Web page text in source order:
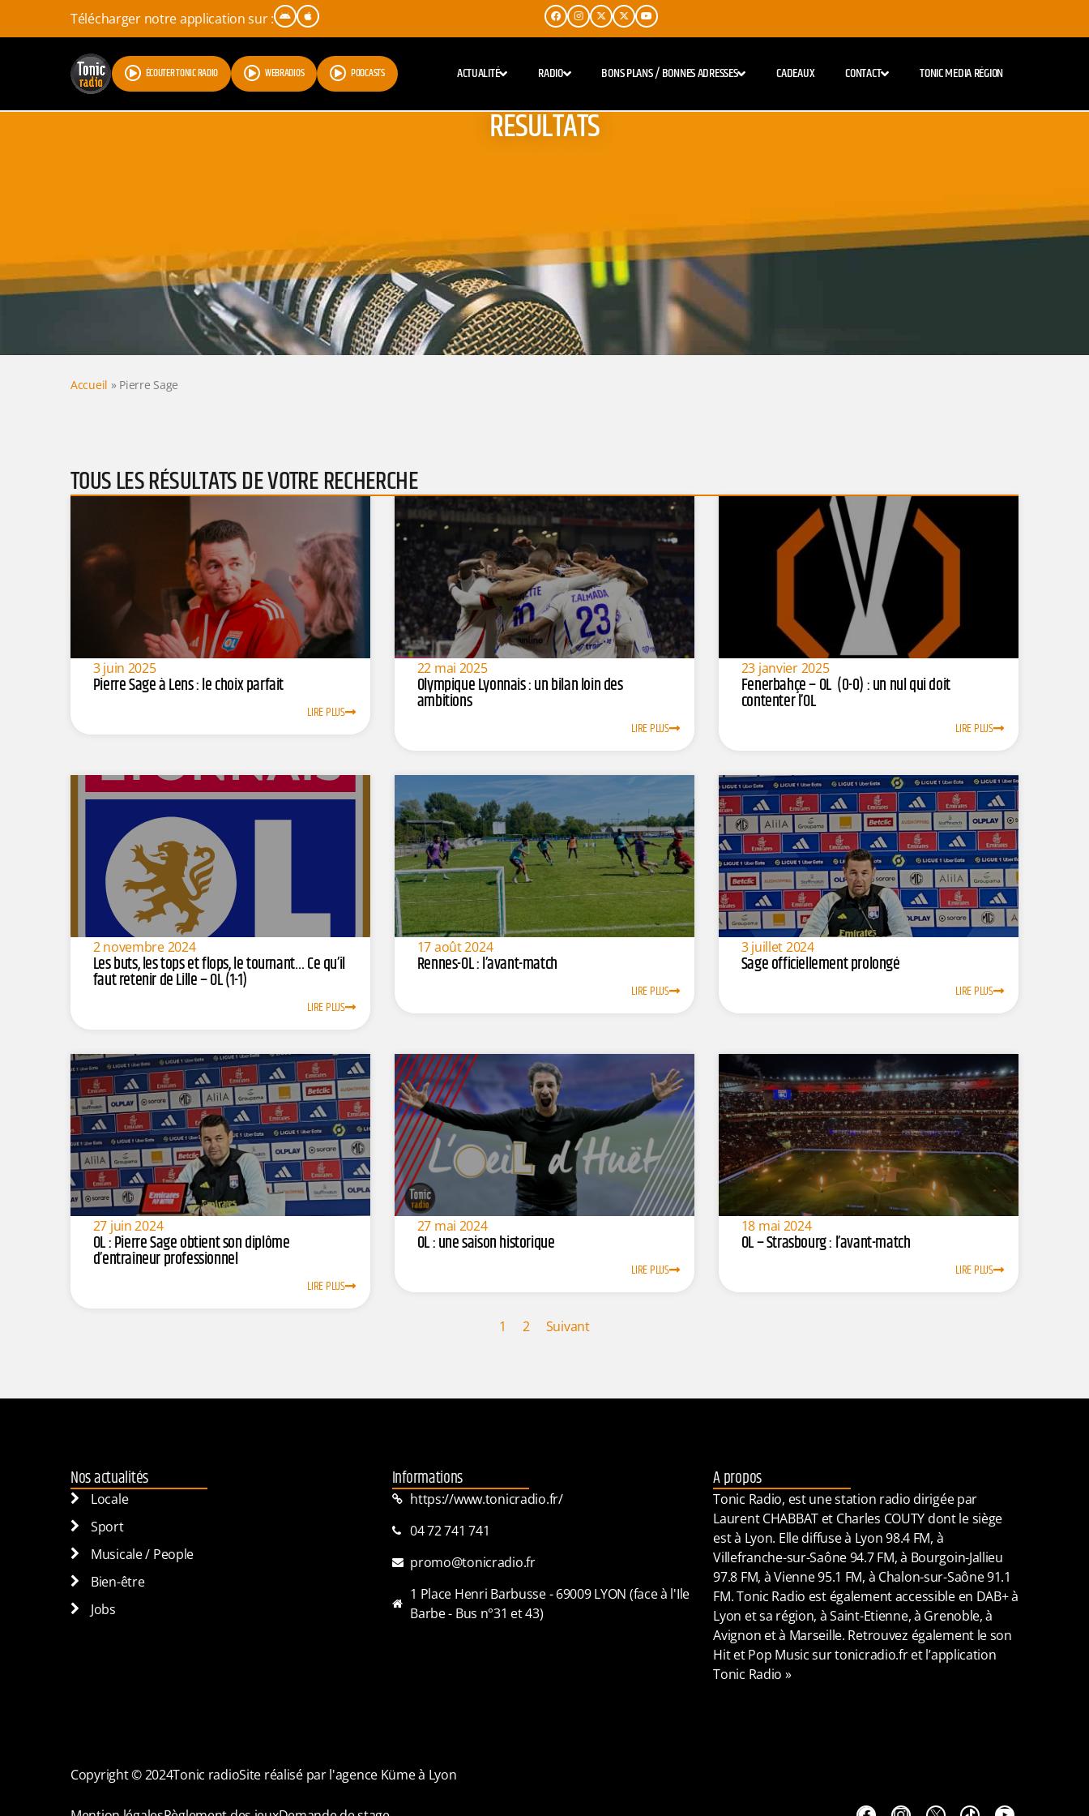
Télécharger notre application sur :
ÉCOUTER TONIC RADIO WEBRADIOS PODCASTS ACTUALITÉ RADIO BONS PLANS / BONNES ADRESSES CADEAUX CONTACT TONIC MEDIA RÉGION
RESULTATS
Accueil » Pierre Sage
TOUS LES RÉSULTATS DE VOTRE RECHERCHE
3 juin 2025
Pierre Sage à Lens : le choix parfait
LIRE PLUS
22 mai 2025
Olympique Lyonnais : un bilan loin des
ambitions
LIRE PLUS
23 janvier 2025
Fenerbahçe – OL (0-0) : un nul qui doit
contenter l’OL
LIRE PLUS
2 novembre 2024
Les buts, les tops et flops, le tournant… Ce qu’il
faut retenir de Lille – OL (1-1)
LIRE PLUS
17 août 2024
Rennes-OL : l’avant-match
LIRE PLUS
3 juillet 2024
Sage officiellement prolongé
LIRE PLUS
27 juin 2024
OL : Pierre Sage obtient son diplôme
d’entraîneur professionnel
LIRE PLUS
27 mai 2024
OL : une saison historique
LIRE PLUS
18 mai 2024
OL – Strasbourg : l’avant-match
LIRE PLUS
1 2 Suivant
Nos actualités
Locale
Sport
Musicale / People
Bien-être
Jobs
Informations
https://www.tonicradio.fr/
04 72 741 741
promo@tonicradio.fr
1 Place Henri Barbusse - 69009 LYON (face à l'Ile
Barbe - Bus n°31 et 43)
A propos
Tonic Radio, est une station radio dirigée par
Laurent CHABBAT et Charles COUTY dont le siège
est à Lyon. Elle diffuse à Lyon 98.4 FM, à
Villefranche-sur-Saône 94.7 FM, à Bourgoin-Jallieu
97.8 FM, à Vienne 95.1 FM, à Chalon-sur-Saône 91.1
FM. Tonic Radio est également accessible en DAB+ à
Lyon et sa région, à Saint-Etienne, à Grenoble, à
Avignon et à Marseille. Retrouvez également le son
Hit et Pop Music sur tonicradio.fr et l’application
Tonic Radio »
Copyright © 2024Tonic radioSite réalisé par l'agence Küme à Lyon